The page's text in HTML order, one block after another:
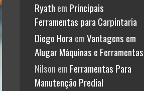
Ryath em Principais
Ferramentas para Carpintaria
Diego Hora emVantagens em
Alugar Máquinas e Ferramentas
Nilson em Ferramentas Para
Manutenção Predial